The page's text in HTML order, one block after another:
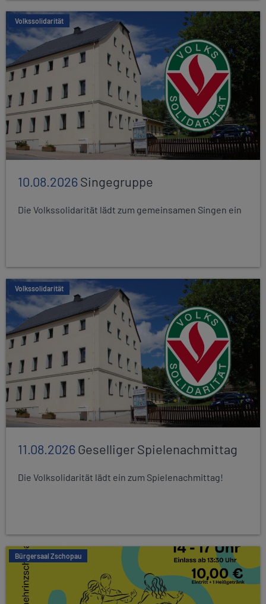
Volkssolidarität
10.08.2026Singegruppe
Die Volkssolidarität lädt zum gemeinsamen Singen ein
Volkssolidarität
11.08.2026Geselliger Spielenachmittag
Die Volksolidarität lädt ein zum Spielenachmittag!
Bürgersaal Zschopau